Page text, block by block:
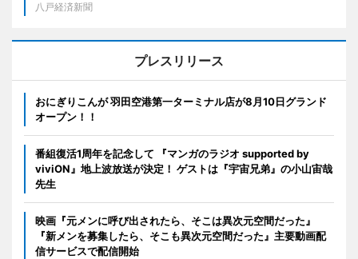
八戸経済新聞
プレスリリース
おにぎりこんが 羽田空港第一ターミナル店が8月10日グランド
オープン！！
番組復活1周年を記念して 『マンガのラジオ supported by
viviON』地上波放送が決定！ ゲストは『宇宙兄弟』の小山宙哉
先生
映画『元メンに呼び出されたら、そこは異次元空間だった』
『新メンを募集したら、そこも異次元空間だった』主要動画配
信サービスで配信開始